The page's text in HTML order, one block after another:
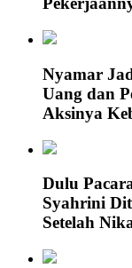
Nyamar
Uang dan
Aksinya
Dulu
Syahrini
Setelah